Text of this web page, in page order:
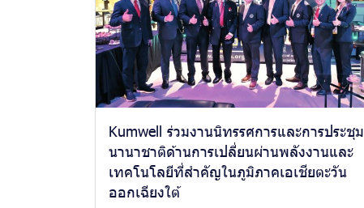
Kumwell ร่วมงานนิทรรศการและการประชุม
นานาชาติด้านการเปลี่ยนผ่านพลังงานและ
เทคโนโลยีที่สำคัญในภูมิภาคเอเชียตะวัน
ออกเฉียงใต้